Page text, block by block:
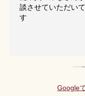
談させていただい
す
Google